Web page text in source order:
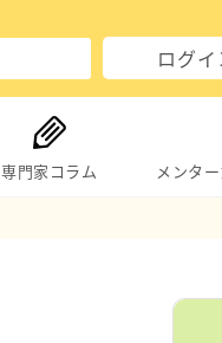
ログイ
専門家コラム メンタ